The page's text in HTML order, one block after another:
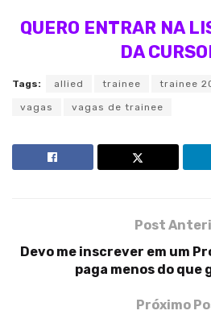
QUERO ENTRAR NA
DA
Tags: allied trainee trainee
vagas vagas de trainee
Post
Devo me inscrever em um
paga menos do que
Próximo